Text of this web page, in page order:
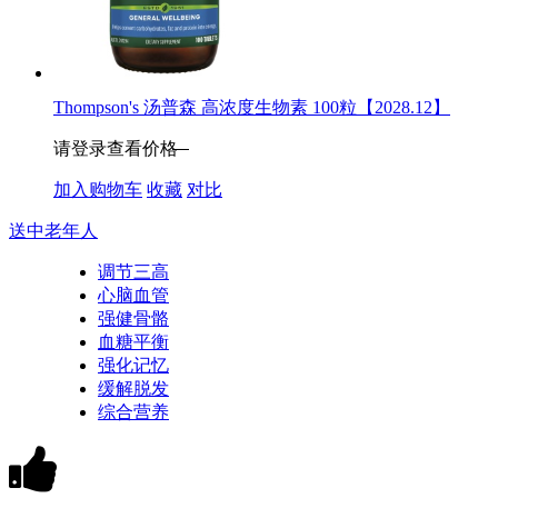
Thompson's 汤普森 高浓度生物素 100粒【2028.12】
请登录查看价格
加入购物车 收藏 对比
送中老年人
调节三高
心脑血管
强健骨骼
血糖平衡
强化记忆
缓解脱发
综合营养